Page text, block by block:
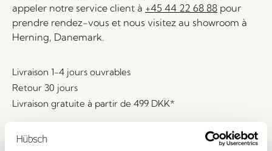
appeler notre service client à +45 44 22 68 88 pour
prendre rendez-vous et nous visitez au showroom à
Herning, Danemark.
Livraison 1-4 jours ouvrables
Retour 30 jours
Livraison gratuite à partir de 499 DKK*